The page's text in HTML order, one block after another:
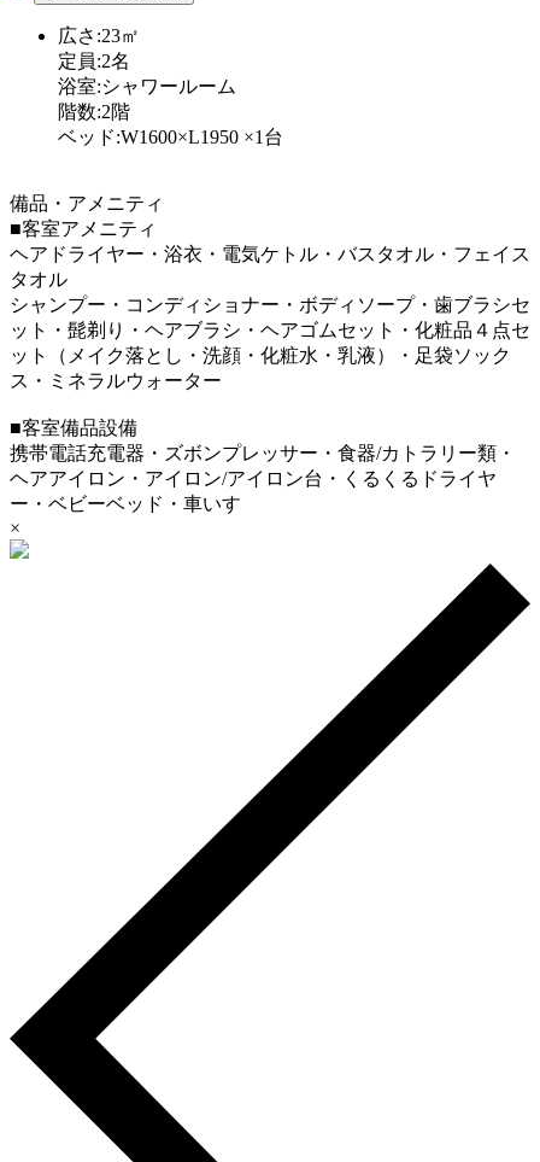
広さ:23㎡
定員:2名
浴室:シャワールーム
階数:2階
ベッド:W1600×L1950 ×1台
備品・アメニティ
■客室アメニティ
ヘアドライヤー・浴衣・電気ケトル・バスタオル・フェイス
タオル
シャンプー・コンディショナー・ボディソープ・歯ブラシセ
ット・髭剃り・ヘアブラシ・ヘアゴムセット・化粧品４点セ
ット（メイク落とし・洗顔・化粧水・乳液）・足袋ソック
ス・ミネラルウォーター
■客室備品設備
携帯電話充電器・ズボンプレッサー・食器/カトラリー類・
ヘアアイロン・アイロン/アイロン台・くるくるドライヤ
ー・ベビーベッド・車いす
×